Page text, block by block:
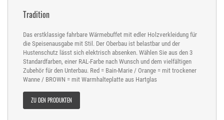
Tradition
Das erstklassige fahrbare Wärmebuffet mit edler Holzverkleidung für
die Speisenausgabe mit Stil. Der Oberbau ist belastbar und der
Hustenschutz lässt sich elektrisch absenken. Wählen Sie aus den 3
Standardfarben, einer RAL-Farbe nach Wunsch und dem vielfältigen
Zubehör für den Unterbau. Red = Bain-Marie / Orange = mit trockener
Wanne / BROWN = mit Warmhalteplatte aus Hartglas
ZU DEN PRODUKTEN